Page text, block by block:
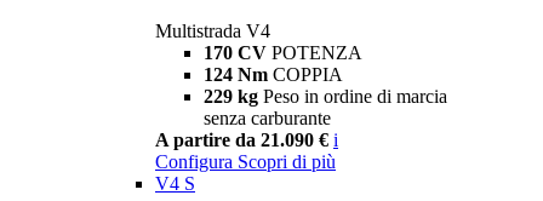
Multistrada V4
170 CV POTENZA
124 Nm COPPIA
229 kg Peso in ordine di marcia
senza carburante
A partire da 21.090 € i
Configura Scopri di più
V4 S